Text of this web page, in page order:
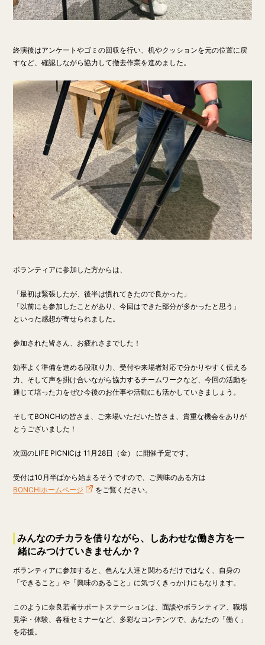
終演後はアンケートやゴミの回収を行い、机やクッションを元の位置に戻
すなど、確認しながら協力して撤去作業を進めました。
ボランティアに参加した方からは、
「最初は緊張したが、後半は慣れてきたので良かった」
「以前にも参加したことがあり、今回はできた部分が多かったと思う」
といった感想が寄せられました。
参加された皆さん、お疲れさまでした！
効率よく準備を進める段取り力、受付や来場者対応で分かりやすく伝える
力、そして声を掛け合いながら協力するチームワークなど、今回の活動を
通じて培った力をぜひ今後のお仕事や活動にも活かしていきましょう。
そしてBONCHIの皆さま、ご来場いただいた皆さま、貴重な機会をありが
とうございました！
次回のLIFE PICNICは 11月28日（金） に開催予定です。
受付は10月半ばから始まるそうですので、ご興味のある方は
BONCHIホームページ
をご覧ください。
みんなのチカラを借りながら、しあわせな働き方を一
緒にみつけていきませんか？
ボランティアに参加すると、色んな人達と関わるだけではなく、自身の
「できること」や「興味のあること」に気づくきっかけにもなります。
このように奈良若者サポートステーションは、面談やボランティア、職場
見学・体験、各種セミナーなど、多彩なコンテンツで、あなたの「働く」
を応援。